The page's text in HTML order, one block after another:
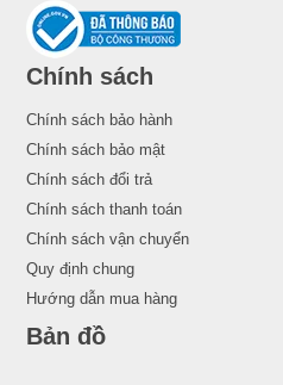
Chính sách
Chính sách bảo hành
Chính sách bảo mật
Chính sách đổi trả
Chính sách thanh toán
Chính sách vận chuyển
Quy định chung
Hướng dẫn mua hàng
Bản đồ